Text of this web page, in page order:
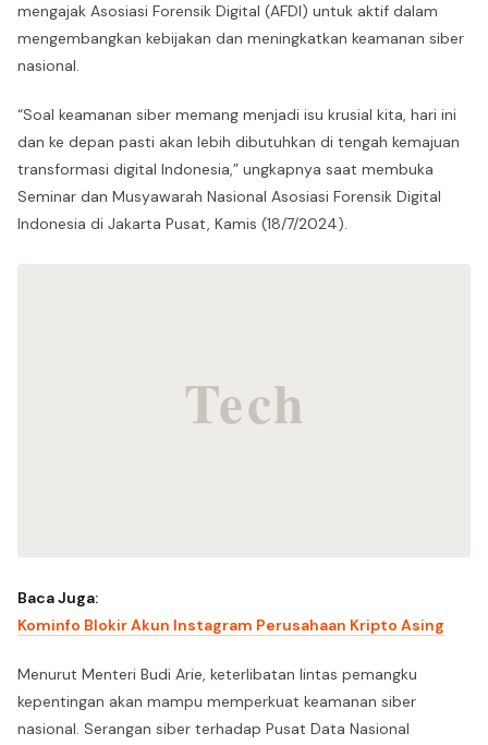
mengajak Asosiasi Forensik Digital (AFDI) untuk aktif dalam
mengembangkan kebijakan dan meningkatkan keamanan siber
nasional.
“Soal keamanan siber memang menjadi isu krusial kita, hari ini
dan ke depan pasti akan lebih dibutuhkan di tengah kemajuan
transformasi digital Indonesia,” ungkapnya saat membuka
Seminar dan Musyawarah Nasional Asosiasi Forensik Digital
Indonesia di Jakarta Pusat, Kamis (18/7/2024).
Baca Juga:
Kominfo Blokir Akun Instagram Perusahaan Kripto Asing
Menurut Menteri Budi Arie, keterlibatan lintas pemangku
kepentingan akan mampu memperkuat keamanan siber
nasional. Serangan siber terhadap Pusat Data Nasional